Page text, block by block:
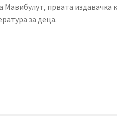
Мавибулут, првата издавачка
за деца.